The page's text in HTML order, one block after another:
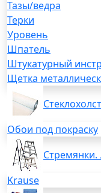
Тазы/ведра
Терки
Уровень
Шпатель
Штукатурный
Щетка
Обои под покраску
Krause